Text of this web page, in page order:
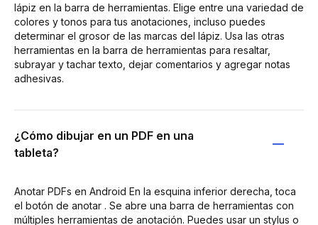
lápiz en la barra de herramientas. Elige entre una variedad de
colores y tonos para tus anotaciones, incluso puedes
determinar el grosor de las marcas del lápiz. Usa las otras
herramientas en la barra de herramientas para resaltar,
subrayar y tachar texto, dejar comentarios y agregar notas
adhesivas.
¿Cómo dibujar en un PDF en una
tableta?
Anotar PDFs en Android En la esquina inferior derecha, toca
el botón de anotar . Se abre una barra de herramientas con
múltiples herramientas de anotación. Puedes usar un stylus o